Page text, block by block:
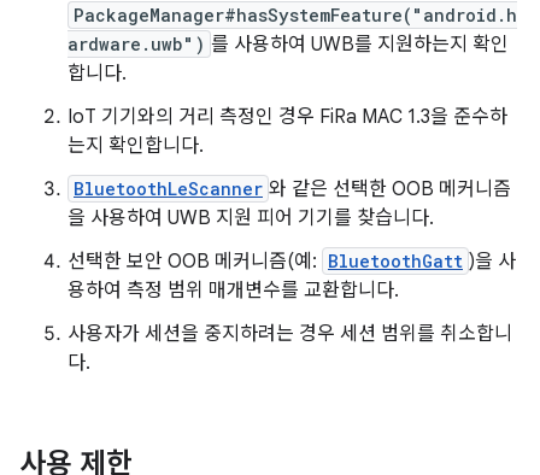
PackageManager#hasSystemFeature("android.h
ardware.uwb") 를 사용하여 UWB를 지원하는지 확인
합니다.
IoT 기기와의 거리 측정인 경우 FiRa MAC 1.3을 준수하
는지 확인합니다.
BluetoothLeScanner 와 같은 선택한 OOB 메커니즘
을 사용하여 UWB 지원 피어 기기를 찾습니다.
선택한 보안 OOB 메커니즘(예: BluetoothGatt )을 사
용하여 측정 범위 매개변수를 교환합니다.
사용자가 세션을 중지하려는 경우 세션 범위를 취소합니
다.
사용 제한